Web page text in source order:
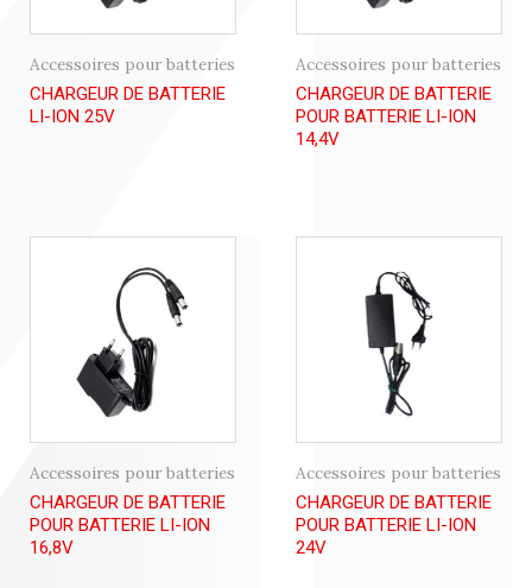
Accessoires pour batteries
CHARGEUR DE BATTERIE
LI-ION 25V
Accessoires pour batteries
CHARGEUR DE BATTERIE
POUR BATTERIE LI-ION
14,4V
Accessoires pour batteries
CHARGEUR DE BATTERIE
POUR BATTERIE LI-ION
16,8V
Accessoires pour batteries
CHARGEUR DE BATTERIE
POUR BATTERIE LI-ION
24V